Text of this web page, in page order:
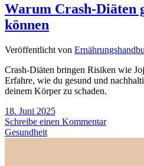
Warum Crash-Diäten
können
Veröffentlicht von
Crash-Diäten bringen Risiken wie
Erfahre, wie du gesund und
deinem Körper zu schaden.
18. Juni 2025
Schreibe einen Kommentar
Gesundheit